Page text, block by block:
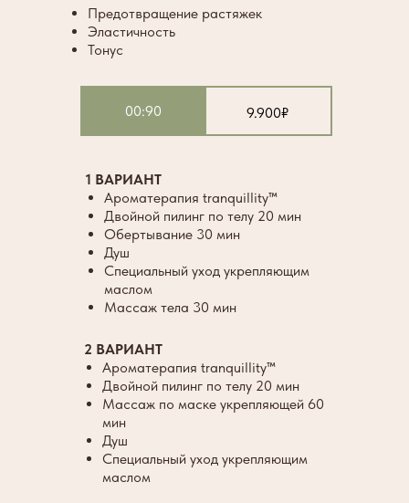
2 ВАРИАНТ
Ароматерапия tranquillity™
Двойной пилинг по телу 20 мин
Массаж по маске укрепляющей 60
мин
Душ
Специальный уход укрепляющим
маслом
1 ВАРИАНТ
Ароматерапия tranquillity™
Двойной пилинг по телу 20 мин
Обертывание 30 мин
Душ
Специальный уход укрепляющим
маслом
Массаж тела 30 мин
Предотвращение растяжек
Эластичность
Тонус
00:90 9.900₽